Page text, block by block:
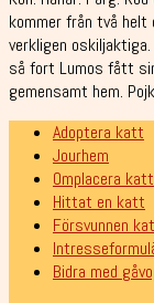
kommer från två helt
verkligen
så fort Lumos fått
gemensamt hem.
Adoptera katt
Jourhem
Omplacera katt
Hittat en katt
Försvunnen
Bidra med